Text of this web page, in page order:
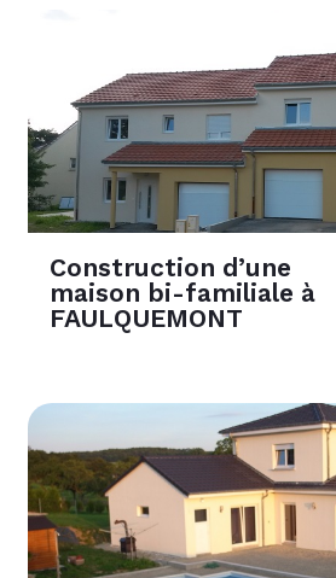
Construction d’une
maison bi-familiale à
FAULQUEMONT